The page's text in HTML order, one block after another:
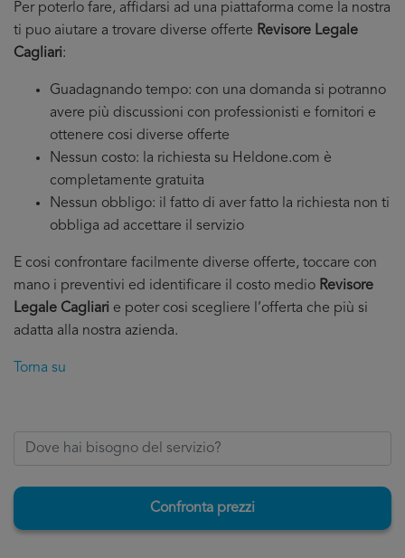
Per poterlo fare, affidarsi ad una piattaforma come la nostra
ti puo aiutare a trovare diverse offerte Revisore Legale
Cagliari:
Guadagnando tempo: con una domanda si potranno
avere più discussioni con professionisti e fornitori e
ottenere cosi diverse offerte
Nessun costo: la richiesta su Heldone.com è
completamente gratuita
Nessun obbligo: il fatto di aver fatto la richiesta non ti
obbliga ad accettare il servizio
E cosi confrontare facilmente diverse offerte, toccare con
mano i preventivi ed identificare il costo medio Revisore
Legale Cagliari e poter cosi scegliere l’offerta che più si
adatta alla nostra azienda.
Torna su
Confronta prezzi